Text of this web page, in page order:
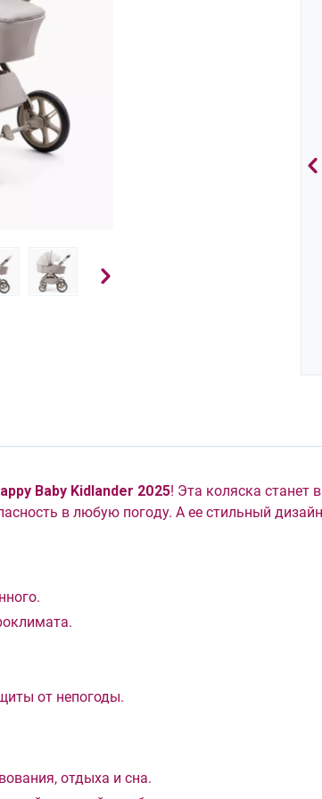
Baby Kidlander 2025! Эта коляска
в любую погоду. А ее стильный
от непогоды.
отдыха и сна.